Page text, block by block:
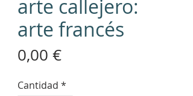
arte callejero:
arte francés
0,00 €Precio
Cantidad *